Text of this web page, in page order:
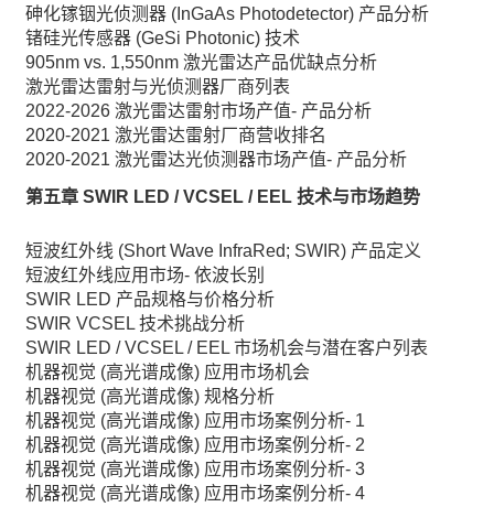
砷化镓铟光侦测器 (InGaAs Photodetector) 产品分析
锗硅光传感器 (GeSi Photonic) 技术
905nm vs. 1,550nm 激光雷达产品优缺点分析
激光雷达雷射与光侦测器厂商列表
2022-2026 激光雷达雷射市场产值- 产品分析
2020-2021 激光雷达雷射厂商营收排名
2020-2021 激光雷达光侦测器市场产值- 产品分析
第五章 SWIR LED / VCSEL / EEL 技术与市场趋势
短波红外线 (Short Wave InfraRed; SWIR) 产品定义
短波红外线应用市场- 依波长别
SWIR LED 产品规格与价格分析
SWIR VCSEL 技术挑战分析
SWIR LED / VCSEL / EEL 市场机会与潜在客户列表
机器视觉 (高光谱成像) 应用市场机会
机器视觉 (高光谱成像) 规格分析
机器视觉 (高光谱成像) 应用市场案例分析- 1
机器视觉 (高光谱成像) 应用市场案例分析- 2
机器视觉 (高光谱成像) 应用市场案例分析- 3
机器视觉 (高光谱成像) 应用市场案例分析- 4